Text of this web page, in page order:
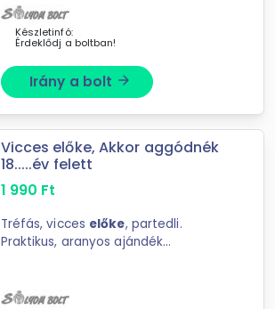
polyester Mérete: 26 x 33 cm
Készletinfó:
Érdeklődj a boltban!
Irány a bolt arrow_forward
Vicces előke, Akkor aggódnék
18.....év felett
1 990 Ft
Tréfás, vicces előke, partedli.
Praktikus, aranyos ajándék
polyester Mérete: 26 x 33 cm